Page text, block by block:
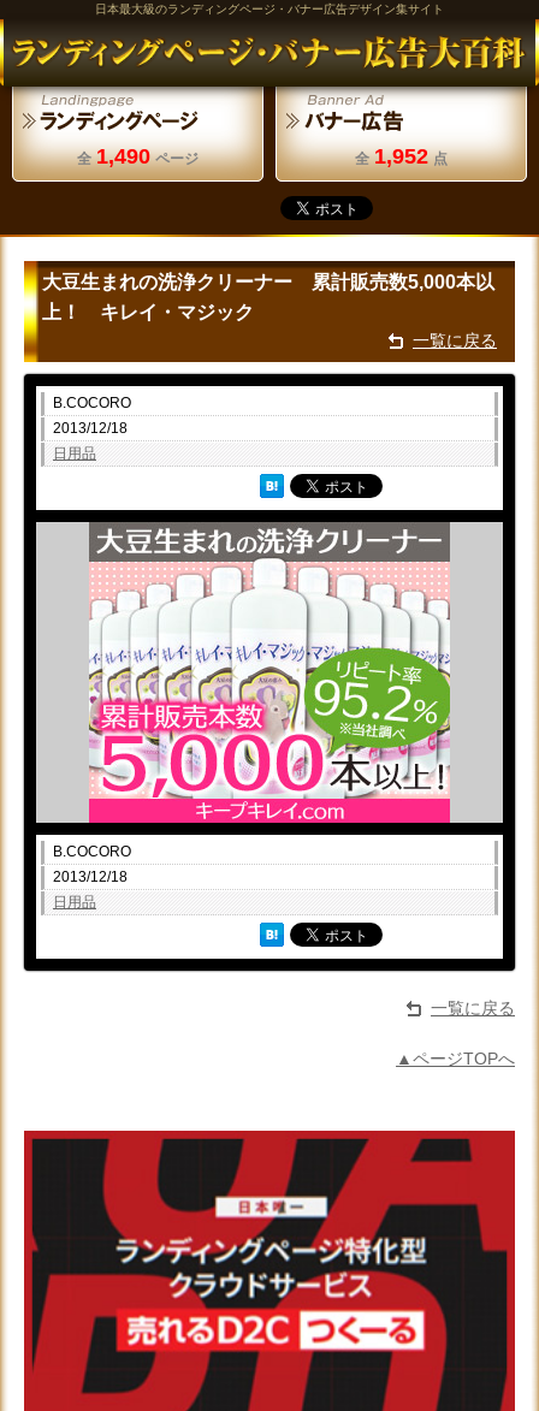
日本最大級のランディングページ・バナー広告デザイン集サイト
全 1,490 ページ 全 1,952 点
大豆生まれの洗浄クリーナー 累計販売数5,000本以
上！ キレイ・マジック
一覧に戻る
B.COCORO
2013/12/18
日用品
B.COCORO
2013/12/18
日用品
一覧に戻る
▲ページTOPへ